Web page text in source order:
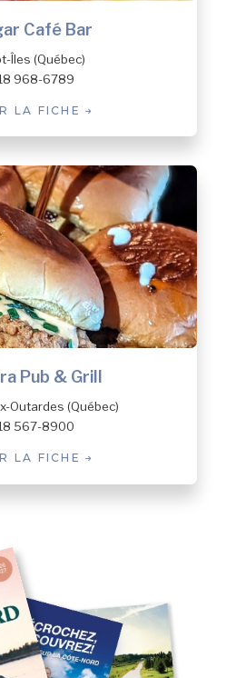
Café Bar
Îles (Québec)
968-6789
LA FICHE
Pub & Grill
Outardes (Québec)
567-8900
LA FICHE